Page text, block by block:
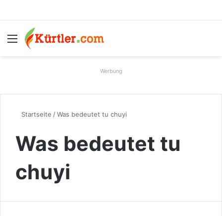
Menü
Werbung
Startseite /Was bedeutet tu chuyi
Was bedeutet tu
chuyi